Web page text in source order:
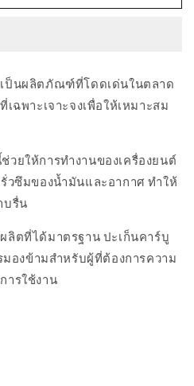
เป็นผลิตภัณฑ์ที่โดดเด่นในตลาด
ฉพาะเจาะจงเพื่อให้เหมาะสม
ยให้การทำงานของเครื่องยนต์
วซึมของน้ำมันและอากาศ ทำให้
บรื่น
ตที่ได้มาตรฐาน ปะเก็นคาร์บู
มองข้ามสำหรับผู้ที่ต้องการความ
ารใช้งาน